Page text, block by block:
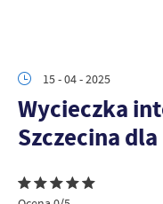
15 - 04 - 2025
Wycieczka
Szczecina